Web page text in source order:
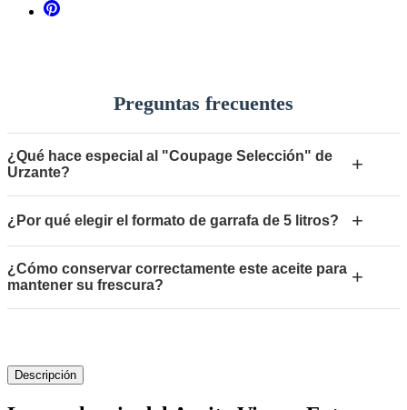
Preguntas frecuentes
¿Qué hace especial al "Coupage Selección" de
Urzante?
+
¿Por qué elegir el formato de garrafa de 5 litros? +
¿Cómo conservar correctamente este aceite para
mantener su frescura?
+
Descripción